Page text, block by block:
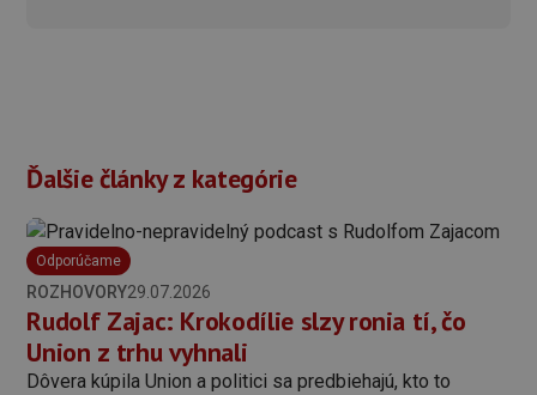
Ďalšie články z kategórie
Odporúčame
ROZHOVORY29.07.2026
Rudolf Zajac: Krokodílie slzy ronia tí, čo
Union z trhu vyhnali
Dôvera kúpila Union a politici sa predbiehajú, kto to